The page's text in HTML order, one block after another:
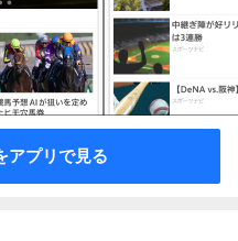
アプリで見る